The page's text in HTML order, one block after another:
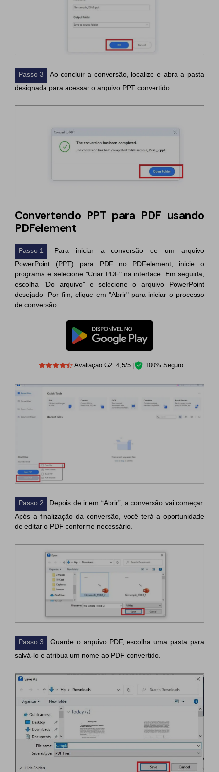
Passo 3
Ao concluir a conversão, localize e abra a pasta
designada para acessar o arquivo PPT convertido.
Convertendo PPT para PDF usando
PDFelement
Passo 1
Para iniciar a conversão de um arquivo
PowerPoint (PPT) para PDF no PDFelement, inicie o
programa e selecione "Criar PDF" na interface. Em seguida,
escolha "Do arquivo" e selecione o arquivo PowerPoint
desejado. Por fim, clique em "Abrir" para iniciar o processo
de conversão.
Avaliação G2: 4,5/5 | 100% Seguro
Passo 2
Depois de ir em “Abrir”, a conversão vai começar.
Após a finalização da conversão, você terá a oportunidade
de editar o PDF conforme necessário.
Passo 3
Guarde o arquivo PDF, escolha uma pasta para
salvá-lo e atribua um nome ao PDF convertido.